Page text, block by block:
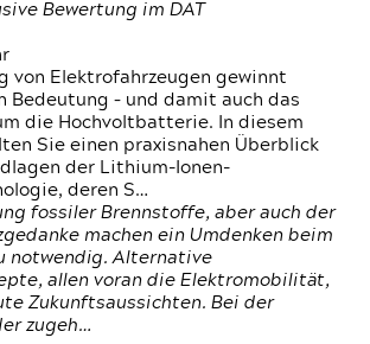
Bewertung im DAT
von Elektrofahrzeugen gewinnt
Bedeutung – und damit auch das
die Hochvoltbatterie. In diesem
Sie einen praxisnahen Überblick
der Lithium-Ionen-
deren S…
fossiler Brennstoffe, aber auch der
machen ein Umdenken beim
notwendig. Alternative
allen voran die Elektromobilität,
Zukunftsaussichten. Bei der
zugeh…